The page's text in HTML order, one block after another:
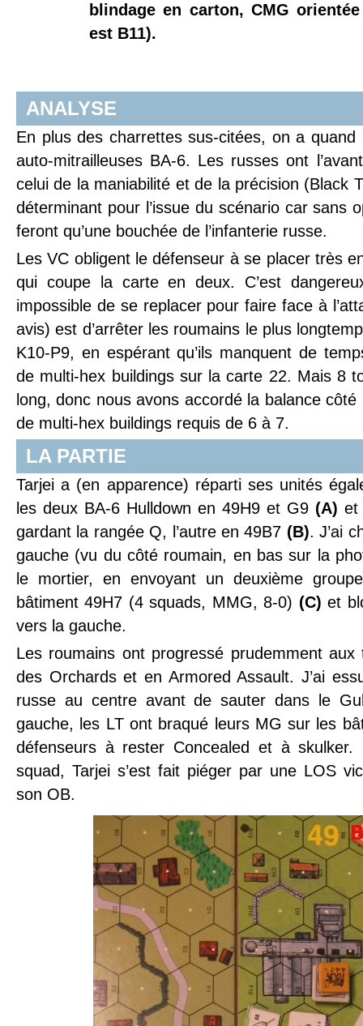
blindage en carton, CMG
est B11).
ANALYSE
En plus des charrettes sus-citées, on a
auto-mitrailleuses BA-6. Les russes ont
celui de la maniabilité et de la précision (Black
déterminant pour l’issue du scénario car sans
feront qu’une bouchée de l’infanterie russe.
Les VC obligent le défenseur à se placer très
qui coupe la carte en deux. C’est
impossible de se replacer pour faire face à
avis) est d’arrêter les roumains le plus
K10-P9, en espérant qu’ils manquent de
de multi-hex buildings sur la carte 22. Mais 8
long, donc nous avons accordé la balance
de multi-hex buildings requis de 6 à 7.
LA PARTIE
Tarjei a (en apparence) réparti ses unités
les deux BA-6 Hulldown en 49H9 et G9 (A) et
gardant la rangée Q, l’autre en 49B7 (B). J’ai
gauche (vu du côté roumain, en bas sur la
le mortier, en envoyant un deuxième
bâtiment 49H7 (4 squads, MMG, 8-0) (C) et
vers la gauche.
Les roumains ont progressé prudemment
des Orchards et en Armored Assault. J’ai
russe au centre avant de sauter dans le
gauche, les LT ont braqué leurs MG sur les
défenseurs à rester Concealed et à
squad, Tarjei s’est fait piéger par une LOS
son OB.